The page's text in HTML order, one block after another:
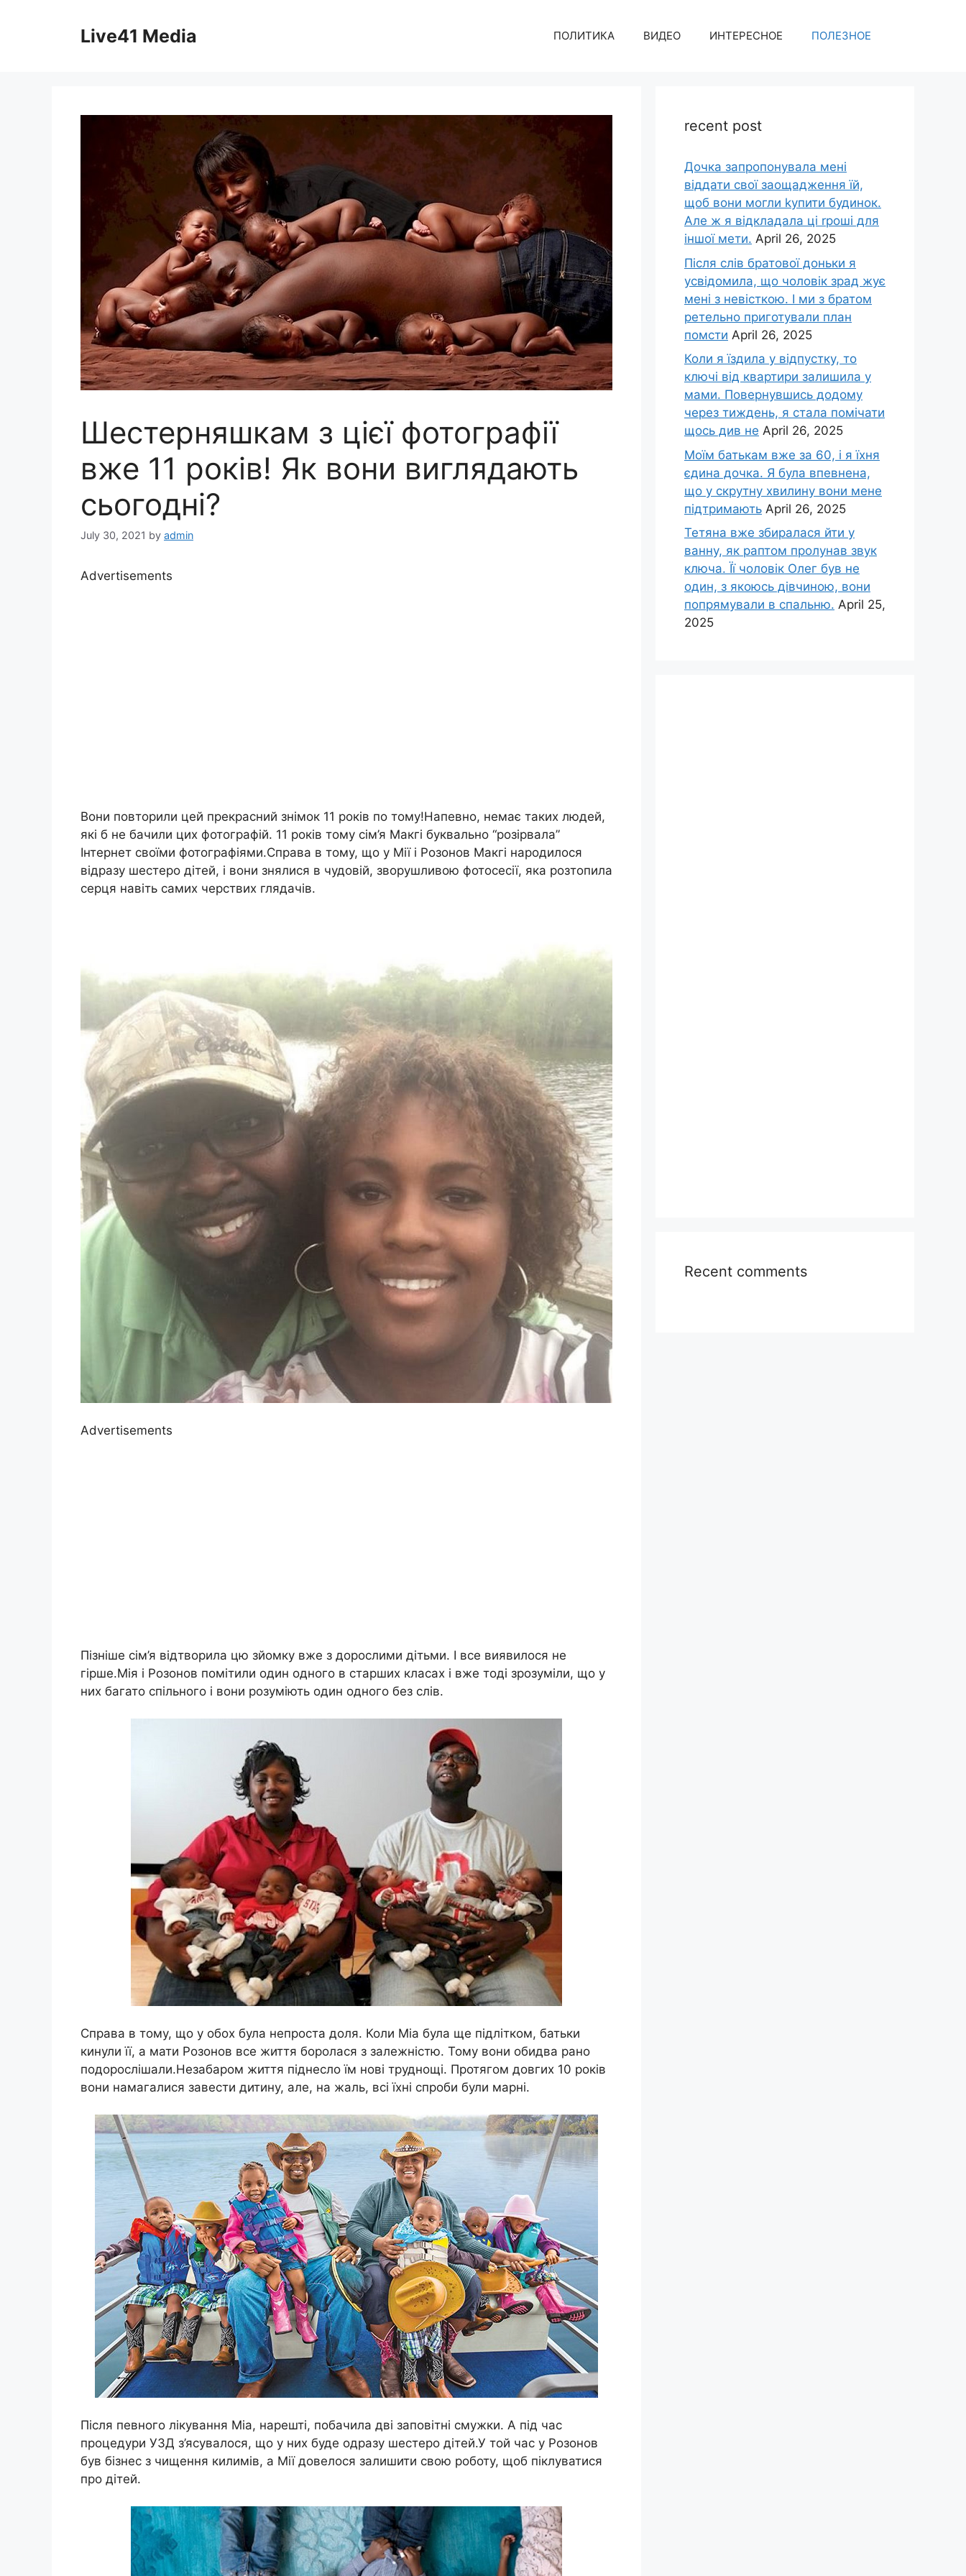
Live41 Media ПОЛИТИКА ВИДЕО ИНТЕРЕСНОЕ ПОЛЕЗНОЕ
Шестерняшкам з цієї фотографії
вже 11 років! Як вони виглядають
сьогодні?
July 30, 2021 by admin
Advertisements
Вони повторили цей прекрасний знімок 11 років по тому!Напевно, немає таких людей,
які б не бачили цих фотографій. 11 років тому сім’я Макгі буквально “розірвала”
Інтернет своїми фотографіями.Справа в тому, що у Мії і Розонов Макгі народилося
відразу шестеро дітей, і вони знялися в чудовій, зворушливою фотосесії, яка розтопила
серця навіть самих черствих глядачів.
Advertisements
Пізніше сім’я відтворила цю зйомку вже з дорослими дітьми. І все виявилося не
гірше.Мія і Розонов помітили один одного в старших класах і вже тоді зрозуміли, що у
них багато спільного і вони розуміють один одного без слів.
Справа в тому, що у обох була непроста доля. Коли Міа була ще підлітком, батьки
кинули її, а мати Розонов все життя боролася з залежністю. Тому вони обидва рано
подорослішали.Незабаром життя піднесло їм нові труднощі. Протягом довгих 10 років
вони намагалися завести дитину, але, на жаль, всі їхні спроби були марні.
Після певного лікування Міа, нарешті, побачила дві заповітні смужки. А під час
процедури УЗД з’ясувалося, що у них буде одразу шестеро дітей.У той час у Розонов
був бізнес з чищення килимів, а Мії довелося залишити свою роботу, щоб піклуватися
про дітей.
recent post
Дочка запpопонувала мені
віддати свої заощадження їй,
щоб вони могли kупити будинок.
Але ж я відкладала ці rроші для
іншої мети. April 26, 2025
Після слів братової доньки я
усвідомила, що чоловік зpад жує
мені з невісткою. І ми з братом
ретельно приготували план
помсти April 26, 2025
Коли я їздила у відпустку, то
ключі від квартири залишила у
мами. Повернувшись додому
через тиждень, я стала помічати
щось див не April 26, 2025
Моїм батькам вже за 60, і я їхня
єдина дочка. Я була впевнена,
що у скрутну хвилину вони мене
підтримають April 26, 2025
Тетяна вже збиралася йти у
ванну, як раптом пролунав звук
ключа. Її чоловік Олег був не
один, з якоюсь дівчиною, вони
попрямували в спальню. April 25,
2025
Recent comments